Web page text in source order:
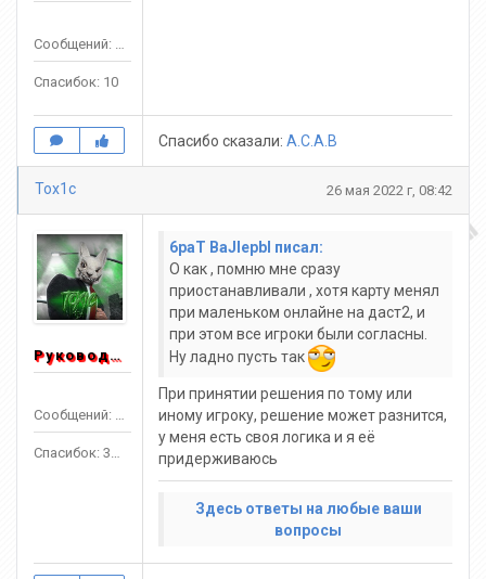
Сообщений: 105
Спасибок: 10
Спасибо сказали: A.C.A.B
Tox1c 26 мая 2022 г, 08:42
Руководитель
Сообщений: 1553
Спасибок: 3303
6paT BaJlepbl писал:
О как , помню мне сразу
приостанавливали , хотя карту менял
при маленьком онлайне на даст2, и
при этом все игроки были согласны.
Ну ладно пусть так
При принятии решения по тому или
иному игроку, решение может разнится,
у меня есть своя логика и я её
придерживаюсь
Здесь ответы на любые ваши
вопросы